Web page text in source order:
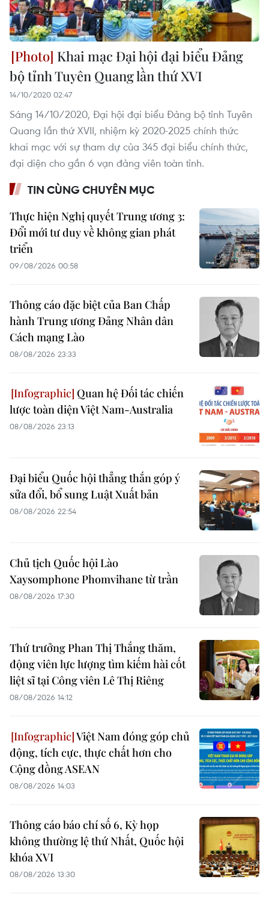
Khai mạc Đại hội đại biểu Đảng
bộ tỉnh Tuyên Quang lần thứ XVI
14/10/2020 02:47
Sáng 14/10/2020, Đại hội đại biểu Đảng bộ tỉnh Tuyên
Quang lần thứ XVII, nhiệm kỳ 2020-2025 chính thức
khai mạc với sự tham dự của 345 đại biểu chính thức,
đại diện cho gần 6 vạn đảng viên toàn tỉnh.
TIN CÙNG CHUYÊN MỤC
Thực hiện Nghị quyết Trung ương 3:
Đổi mới tư duy về không gian phát
triển
09/08/2026 00:58
Thông cáo đặc biệt của Ban Chấp
hành Trung ương Đảng Nhân dân
Cách mạng Lào
08/08/2026 23:33
Quan hệ Đối tác chiến
lược toàn diện Việt Nam-Australia
08/08/2026 23:13
Đại biểu Quốc hội thẳng thắn góp ý
sửa đổi, bổ sung Luật Xuất bản
08/08/2026 22:54
Chủ tịch Quốc hội Lào
Xaysomphone Phomvihane từ trần
08/08/2026 17:30
Thứ trưởng Phan Thị Thắng thăm,
động viên lực lượng tìm kiếm hài cốt
liệt sĩ tại Công viên Lê Thị Riêng
08/08/2026 14:12
Việt Nam đóng góp chủ
động, tích cực, thực chất hơn cho
Cộng đồng ASEAN
08/08/2026 14:03
Thông cáo báo chí số 6, Kỳ họp
không thường lệ thứ Nhất, Quốc hội
khóa XVI
08/08/2026 13:30